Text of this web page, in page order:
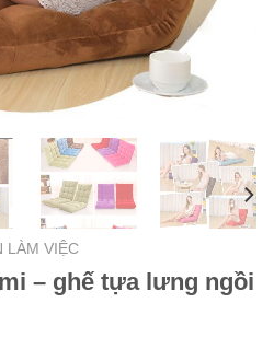
LÀM VIỆC
– ghế tựa lưng ngồi